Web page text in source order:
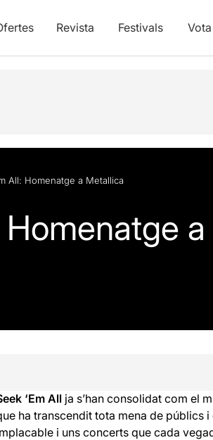
Revista Festivals
All: Homenatge a Metallica
‘Em All ja s’han consolidat com el
ha transcendit tota mena de públics
i uns concerts que cada